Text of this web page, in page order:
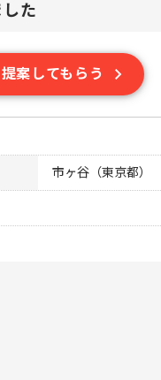
た
案してもらう
市ヶ谷（東京都）